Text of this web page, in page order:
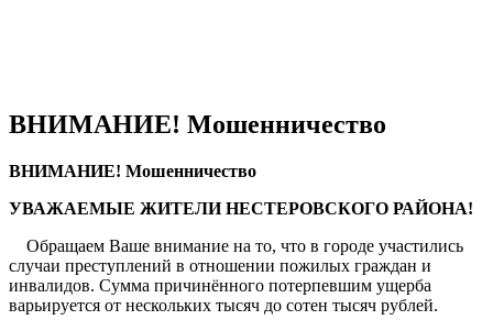
ВНИМАНИЕ! Мошенничество
ВНИМАНИЕ! Мошенничество
УВАЖАЕМЫЕ ЖИТЕЛИ НЕСТЕРОВСКОГО РАЙОНА!
Обращаем Ваше внимание на то, что в городе участились
случаи преступлений в отношении пожилых граждан и
инвалидов. Сумма причинённого потерпевшим ущерба
варьируется от нескольких тысяч до сотен тысяч рублей.